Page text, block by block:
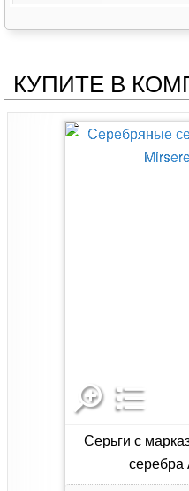
КУПИТЕ В
Серьги с
серебра